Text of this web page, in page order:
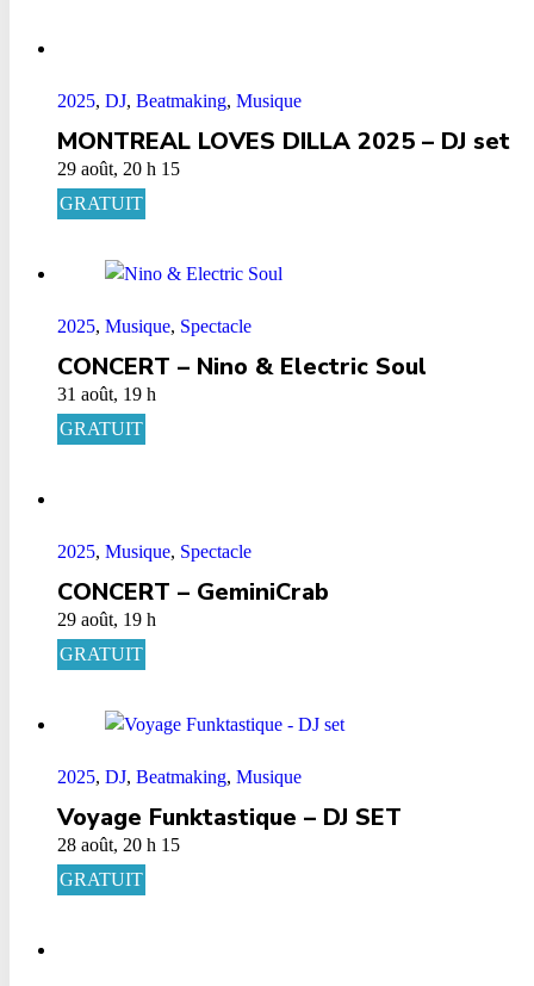
2025, DJ, Beatmaking, Musique
MONTREAL LOVES DILLA 2025 – DJ set
29 août, 20 h 15
GRATUIT
2025, Musique, Spectacle
CONCERT – Nino & Electric Soul
31 août, 19 h
GRATUIT
2025, Musique, Spectacle
CONCERT – GeminiCrab
29 août, 19 h
GRATUIT
2025, DJ, Beatmaking, Musique
Voyage Funktastique – DJ SET
28 août, 20 h 15
GRATUIT